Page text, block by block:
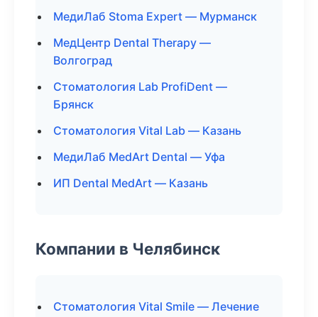
МедиЛаб Stoma Expert — Мурманск
МедЦентр Dental Therapy —
Волгоград
Стоматология Lab ProfiDent —
Брянск
Стоматология Vital Lab — Казань
МедиЛаб MedArt Dental — Уфа
ИП Dental MedArt — Казань
Компании в Челябинск
Стоматология Vital Smile — Лечение